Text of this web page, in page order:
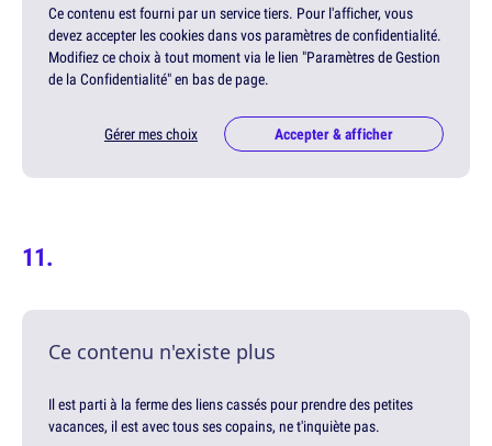
Ce contenu est fourni par un service tiers. Pour l'afficher, vous
devez accepter les cookies dans vos paramètres de confidentialité.
Modifiez ce choix à tout moment via le lien "Paramètres de Gestion
de la Confidentialité" en bas de page.
Gérer mes choix Accepter & afficher
Ce contenu n'existe plus
Il est parti à la ferme des liens cassés pour prendre des petites
vacances, il est avec tous ses copains, ne t'inquiète pas.